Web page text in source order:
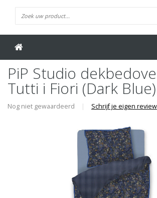
PiP Studio
Tutti i Fiori (Dark Blue)
Nog niet gewaardeerd | Schrijf je eigen review